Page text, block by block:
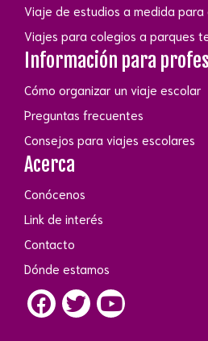
Viaje de estudios a medida para
Viajes para colegios a parques
Información para
Cómo organizar un viaje escolar
Preguntas frecuentes
Consejos para viajes escolares
Acerca
Conócenos
Link de interés
Contacto
Dónde estamos